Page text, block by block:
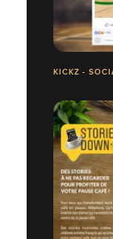
KICKZ -